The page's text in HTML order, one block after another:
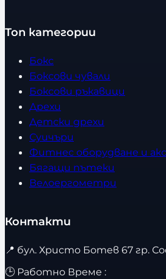
Топ категории
Бокс
Боксови чували
Боксови ръкавици
Дрехи
Детски дрехи
Суичъри
Фитнес оборудване и
Бягащи пътеки
Велоергометри
Контакти
📍 бул. Христо Ботев 67 гр.
🕒 Работно Време :